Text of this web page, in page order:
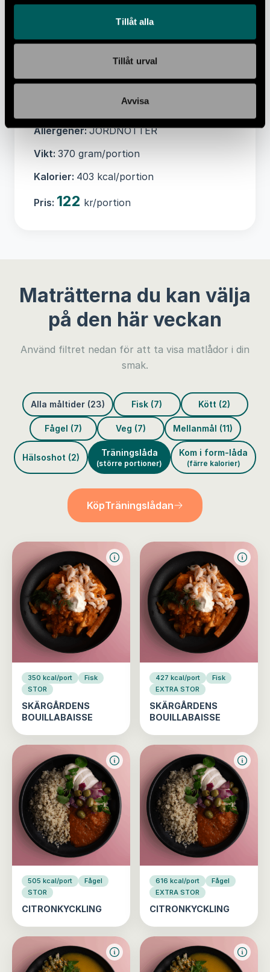
Tillåt alla
Tillåt urval
Avvisa
fett 1,3 g, Kolhydrater 10 g, -varav
Sockerarter 3,2 g, Protein 4,2 g, Salt 0,8 g
Ingredienser:Lök, kikärtor, spenat,
tomater, grönkål(8%), blomkål(8%), råris,
kokosmjölk(5%), JORDNÖTTER(5%),
m jod, örtkryddor kryddblandning
Allergener:JORDNÖTTER
Vikt: 370 gram/portion
Kalorier: 403 kcal/portion
Pris: 122 kr/portion
Maträtterna du kan välja
på den här veckan
Använd filtret nedan för att ta visa matlådor i din
smak.
Alla måltider (23) Fisk (7) Kött (2)
Fågel (7) Veg (7) Mellanmål (11)
Hälsoshot (2) Träningslåda
(större portioner)
Kom i form-låda
(färre kalorier)
KöpTräningslådan
350 kcal/port
Fisk
STOR
SKÄRGÅRDENS
BOUILLABAISSE
427 kcal/port
Fisk
EXTRA STOR
SKÄRGÅRDENS
BOUILLABAISSE
505 kcal/port
Fågel
STOR
CITRONKYCKLING
616 kcal/port
Fågel
EXTRA STOR
CITRONKYCKLING